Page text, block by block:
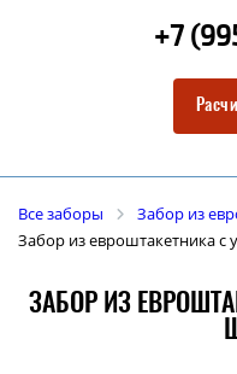
+7
Все заборы
Забор из
Забор из евроштакетника
ЗАБОР ИЗ